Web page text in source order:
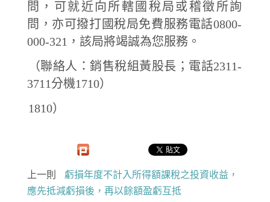
問，可就近向所轄國稅局或稽徵所詢
問，亦可撥打國稅局免費服務電話0800-
000-321，該局將竭誠為您服務。
（聯絡人：銷售稅組黃股長；電話2311-
3711分機1710）
1810）
上一則
虧損年度不計入所得額課稅之投資收益，
應先抵減虧損後，再以餘額盈虧互抵